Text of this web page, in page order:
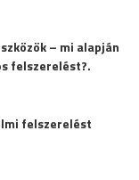
– mi alapján
felszerelést?.
felszerelést